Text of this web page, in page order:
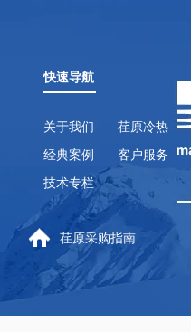
快速导航
关于我们 荏原冷热
经典案例
客户服务
技术专栏
荏原采购指南